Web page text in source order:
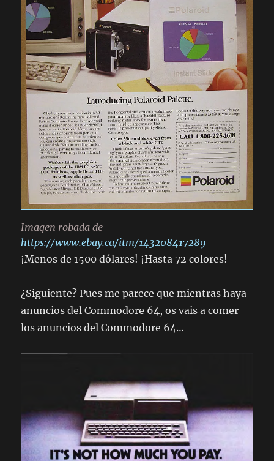
Imagen robada de
https://www.ebay.ca/itm/143208417289
¡Menos de 1500 dólares! ¡Hasta 72 colores!
¿Siguiente? Pues me parece que mientras haya
anuncios del Commodore 64, os vais a comer
los anuncios del Commodore 64…